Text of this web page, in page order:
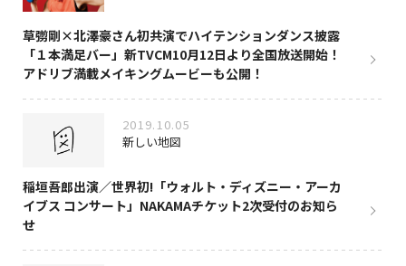
草彅剛×北澤豪さん初共演でハイテンションダンス披露
「１本満足バー」新TVCM10月12日より全国放送開始！
アドリブ満載メイキングムービーも公開！
2019.10.05
新しい地図
稲垣吾郎出演／世界初!「ウォルト・ディズニー・アーカ
イブス コンサート」NAKAMAチケット2次受付のお知ら
せ